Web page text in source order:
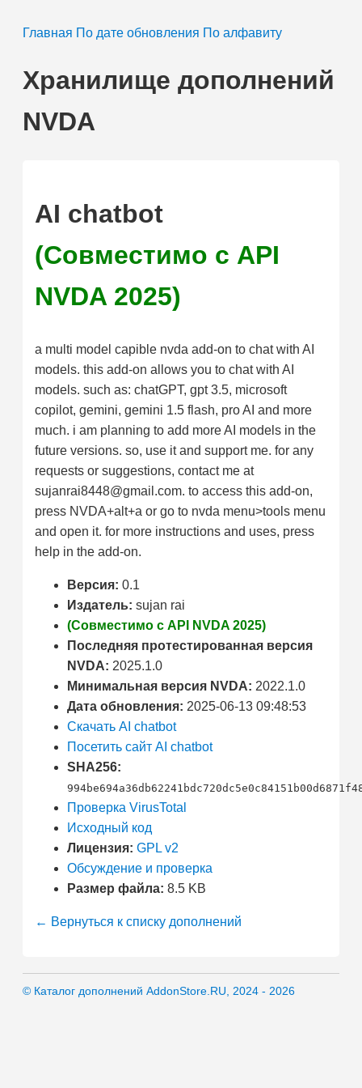
Главная По дате обновления По алфавиту
Хранилище дополнений
NVDA
AI chatbot
(Совместимо с API
NVDA 2025)
a multi model capible nvda add-on to chat with AI
models. this add-on allows you to chat with AI
models. such as: chatGPT, gpt 3.5, microsoft
copilot, gemini, gemini 1.5 flash, pro AI and more
much. i am planning to add more AI models in the
future versions. so, use it and support me. for any
requests or suggestions, contact me at
sujanrai8448@gmail.com. to access this add-on,
press NVDA+alt+a or go to nvda menu>tools menu
and open it. for more instructions and uses, press
help in the add-on.
Версия: 0.1
Издатель: sujan rai
(Совместимо с API NVDA 2025)
Последняя протестированная версия
NVDA: 2025.1.0
Минимальная версия NVDA: 2022.1.0
Дата обновления: 2025-06-13 09:48:53
Скачать AI chatbot
Посетить сайт AI chatbot
SHA256:
Проверка VirusTotal
Исходный код
Лицензия: GPL v2
Обсуждение и проверка
Размер файла: 8.5 KB
← Вернуться к списку дополнений
© Каталог дополнений AddonStore.RU, 2024 - 2026